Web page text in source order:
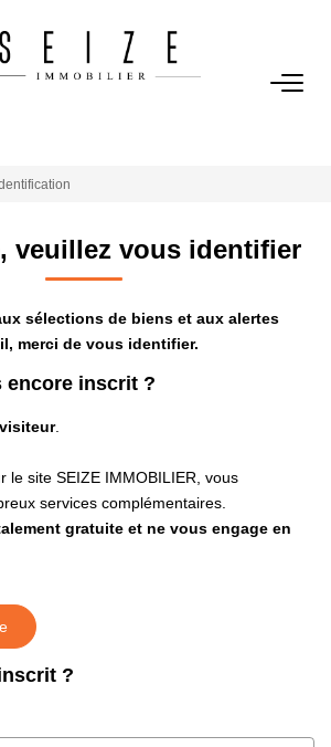
Immobilier D'entreprise
VENDRE
GESTION
veuillez vous identifier
sélections de biens et aux alertes
merci de vous identifier.
encore inscrit ?
.
le site SEIZE IMMOBILIER, vous
services complémentaires.
gratuite et ne vous engage en
?